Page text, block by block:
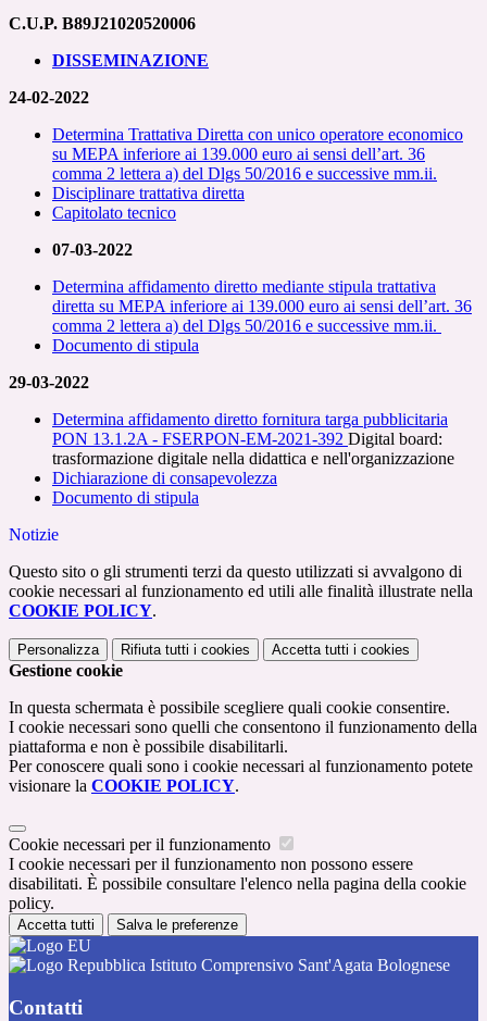
C.U.P. B89J21020520006
DISSEMINAZIONE
24-02-2022
Determina Trattativa Diretta con unico operatore economico
su MEPA inferiore ai 139.000 euro ai sensi dell’art. 36
comma 2 lettera a) del Dlgs 50/2016 e successive mm.ii.
Disciplinare trattativa diretta
Capitolato tecnico
07-03-2022
Determina affidamento diretto mediante stipula trattativa
diretta su MEPA inferiore ai 139.000 euro ai sensi dell’art. 36
comma 2 lettera a) del Dlgs 50/2016 e successive mm.ii.
Documento di stipula
29-03-2022
Determina affidamento diretto fornitura targa pubblicitaria
PON 13.1.2A - FSERPON-EM-2021-392 Digital board:
trasformazione digitale nella didattica e nell'organizzazione
Dichiarazione di consapevolezza
Documento di stipula
Notizie
Questo sito o gli strumenti terzi da questo utilizzati si avvalgono di
cookie necessari al funzionamento ed utili alle finalità illustrate nella
COOKIE POLICY.
Personalizza Rifiuta tutti i cookies Accetta tutti i cookies
Gestione cookie
In questa schermata è possibile scegliere quali cookie consentire.
I cookie necessari sono quelli che consentono il funzionamento della
piattaforma e non è possibile disabilitarli.
Per conoscere quali sono i cookie necessari al funzionamento potete
visionare la COOKIE POLICY.
Cookie necessari per il funzionamento
I cookie necessari per il funzionamento non possono essere
disabilitati. È possibile consultare l'elenco nella pagina della cookie
policy.
Accetta tutti Salva le preferenze
Istituto Comprensivo Sant'Agata Bolognese
Contatti